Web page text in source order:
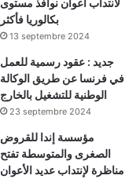
لانتداب أعوان نوافذ مستوى
بكالوريا فأكثر
13 septembre 2024
جديد : عقود رسمية للعمل
في فرنسا عن طريق الوكالة
الوطنية للتشغيل بالخارج
23 septembre 2024
مؤسسة إندا للقروض
الصغرى والمتوسطة تفتح
مناظرة لإنتداب عديد الأعوان